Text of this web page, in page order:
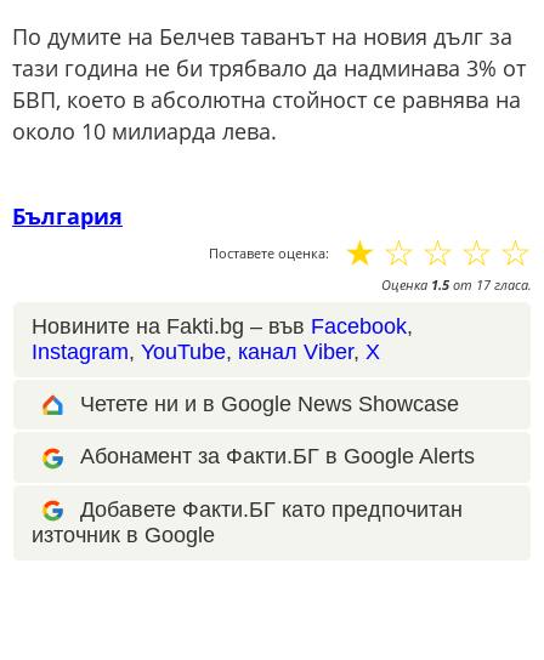
По думите на Белчев таванът на новия дълг за
тази година не би трябвало да надминава 3% от
БВП, което в абсолютна стойност се равнява на
около 10 милиарда лева.
България
Поставете оценка: ☆
☆
☆
☆
☆
Оценка 1.5 от 17 гласа.
Новините на Fakti.bg – във Facebook,
Instagram, YouTube, канал Viber, X
Четете ни и в Google News Showcase
Абонамент за Факти.БГ в Google Alerts
Добавете Факти.БГ като предпочитан
източник в Google